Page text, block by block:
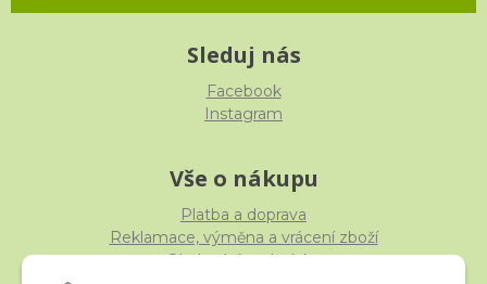
Sleduj nás
Facebook
Instagram
Vše o nákupu
Platba a doprava
Reklamace, výměna a vrácení zboží
Obchodní podmínky